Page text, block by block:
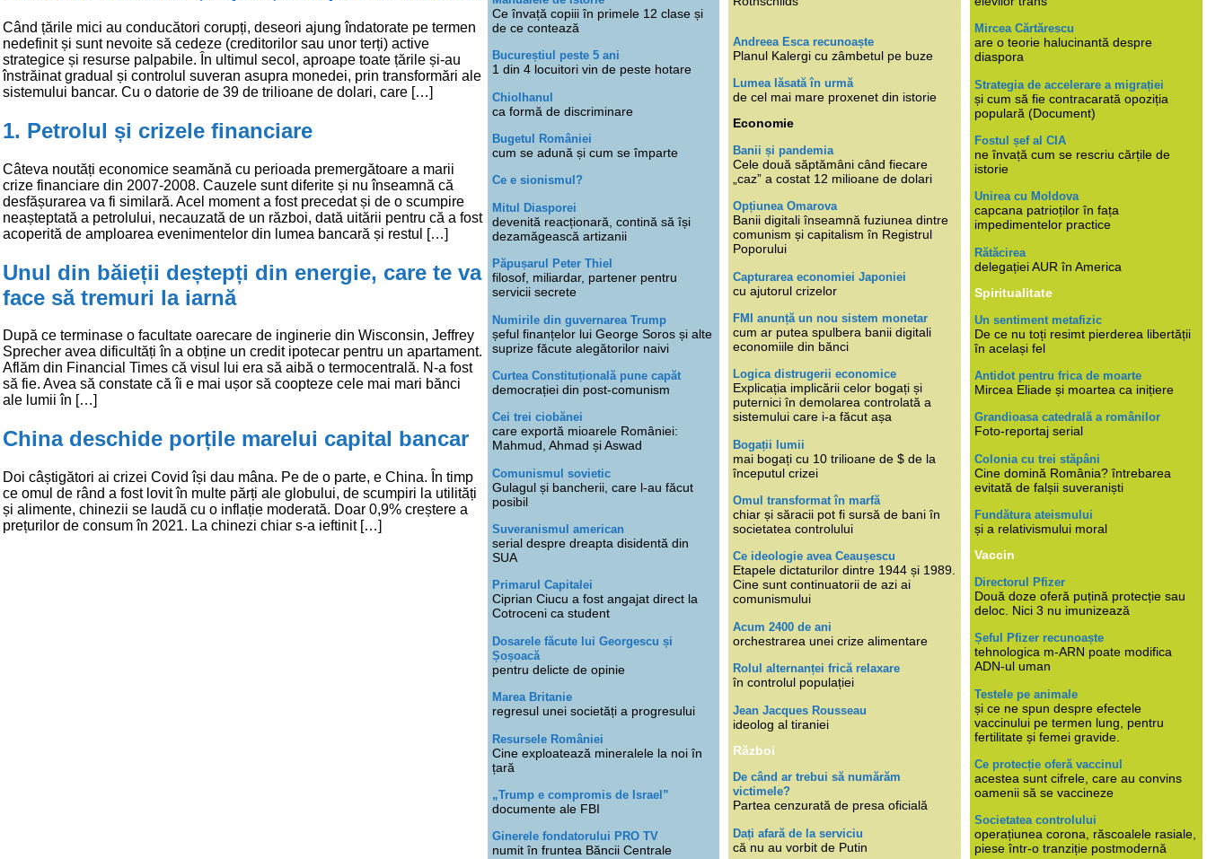
Când țările mici au conducători corupți, deseori ajung îndatorate pe termen
nedefinit și sunt nevoite să cedeze (creditorilor sau unor terți) active
strategice și resurse palpabile. În ultimul secol, aproape toate țările și-au
înstrăinat gradual și controlul suveran asupra monedei, prin transformări ale
sistemului bancar. Cu o datorie de 39 de trilioane de dolari, care […]
1. Petrolul și crizele financiare
Câteva noutăți economice seamănă cu perioada premergătoare a marii
crize financiare din 2007-2008. Cauzele sunt diferite și nu înseamnă că
desfășurarea va fi similară. Acel moment a fost precedat și de o scumpire
neașteptată a petrolului, necauzată de un război, dată uitării pentru că a fost
acoperită de amploarea evenimentelor din lumea bancară și restul […]
Unul din băieții deștepți din energie, care te va
face să tremuri la iarnă
După ce terminase o facultate oarecare de inginerie din Wisconsin, Jeffrey
Sprecher avea dificultăți în a obține un credit ipotecar pentru un apartament.
Aflăm din Financial Times că visul lui era să aibă o termocentrală. N-a fost
să fie. Avea să constate că îi e mai ușor să coopteze cele mai mari bănci
ale lumii în […]
China deschide porțile marelui capital bancar
Doi câștigători ai crizei Covid își dau mâna. Pe de o parte, e China. În timp
ce omul de rând a fost lovit în multe părți ale globului, de scumpiri la utilități
și alimente, chinezii se laudă cu o inflație moderată. Doar 0,9% creștere a
prețurilor de consum în 2021. La chinezi chiar s-a ieftinit […]
Ce învață copiii în primele 12 clase și
de ce contează
Bucureștiul peste 5 ani
1 din 4 locuitori vin de peste hotare
Chiolhanul
ca formă de discriminare
Bugetul României
cum se adună și cum se împarte
Ce e sionismul?
Mitul Diasporei
devenită reacționară, contină să își
dezamăgească artizanii
Păpușarul Peter Thiel
filosof, miliardar, partener pentru
servicii secrete
Numirile din guvernarea Trump
șeful finanțelor lui George Soros și alte
suprize făcute alegătorilor naivi
Curtea Constituțională pune capăt
democrației din post-comunism
Cei trei ciobănei
care exportă mioarele României:
Mahmud, Ahmad și Aswad
Comunismul sovietic
Gulagul și bancherii, care l-au făcut
posibil
Suveranismul american
serial despre dreapta disidentă din
SUA
Primarul Capitalei
Ciprian Ciucu a fost angajat direct la
Cotroceni ca student
Dosarele făcute lui Georgescu și
Șoșoacă
pentru delicte de opinie
Marea Britanie
regresul unei societăți a progresului
Resursele României
Cine exploatează mineralele la noi în
țară
„Trump e compromis de Israel”
documente ale FBI
Ginerele fondatorului PRO TV
numit în fruntea Băncii Centrale
Andreea Esca recunoaște
Planul Kalergi cu zâmbetul pe buze
Lumea lăsată în urmă
de cel mai mare proxenet din istorie
Economie
Banii și pandemia
Cele două săptămâni când fiecare
„caz” a costat 12 milioane de dolari
Opțiunea Omarova
Banii digitali înseamnă fuziunea dintre
comunism și capitalism în Registrul
Poporului
Capturarea economiei Japoniei
cu ajutorul crizelor
FMI anunță un nou sistem monetar
cum ar putea spulbera banii digitali
economiile din bănci
Logica distrugerii economice
Explicația implicării celor bogați și
puternici în demolarea controlată a
sistemului care i-a făcut așa
Bogații lumii
mai bogați cu 10 trilioane de $ de la
începutul crizei
Omul transformat în marfă
chiar și săracii pot fi sursă de bani în
societatea controlului
Ce ideologie avea Ceaușescu
Etapele dictaturilor dintre 1944 și 1989.
Cine sunt continuatorii de azi ai
comunismului
Acum 2400 de ani
orchestrarea unei crize alimentare
Rolul alternanței frică relaxare
în controlul populației
Jean Jacques Rousseau
ideolog al tiraniei
Război
De când ar trebui să numărăm
victimele?
Partea cenzurată de presa oficială
Dați afară de la serviciu
că nu au vorbit de Putin
Mircea Cărtărescu
are o teorie halucinantă despre
diaspora
Strategia de accelerare a migrației
și cum să fie contracarată opoziția
populară (Document)
Fostul șef al CIA
ne învață cum se rescriu cărțile de
istorie
Unirea cu Moldova
capcana patrioților în fața
impedimentelor practice
Rătăcirea
delegației AUR în America
Spiritualitate
Un sentiment metafizic
De ce nu toți resimt pierderea libertății
în același fel
Antidot pentru frica de moarte
Mircea Eliade și moartea ca inițiere
Grandioasa catedrală a românilor
Foto-reportaj serial
Colonia cu trei stăpâni
Cine domină România? întrebarea
evitată de falșii suveraniști
Fundătura ateismului
și a relativismului moral
Vaccin
Directorul Pfizer
Două doze oferă puțină protecție sau
deloc. Nici 3 nu imunizează
Șeful Pfizer recunoaște
tehnologica m-ARN poate modifica
ADN-ul uman
Testele pe animale
și ce ne spun despre efectele
vaccinului pe termen lung, pentru
fertilitate și femei gravide.
Ce protecție oferă vaccinul
acestea sunt cifrele, care au convins
oamenii să se vaccineze
Societatea controlului
operațiunea corona, răscoalele rasiale,
piese într-o tranziție postmodernă